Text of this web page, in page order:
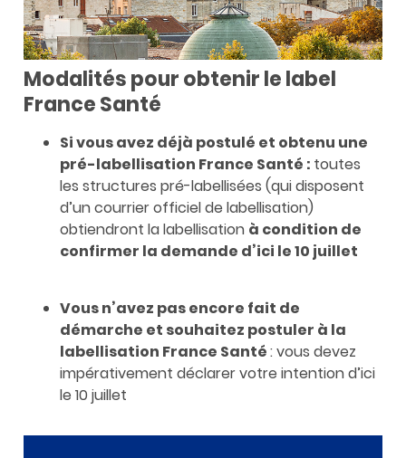
Modalités pour obtenir le label
France Santé
Si vous avez déjà postulé et obtenu une
pré-labellisation France Santé : toutes
les structures pré-labellisées (qui disposent
d’un courrier officiel de labellisation)
obtiendront la labellisation à condition de
confirmer la demande d’ici le 10 juillet
Vous n’avez pas encore fait de
démarche et souhaitez postuler à la
labellisation France Santé: vous devez
impérativement déclarer votre intention d’ici
le 10 juillet